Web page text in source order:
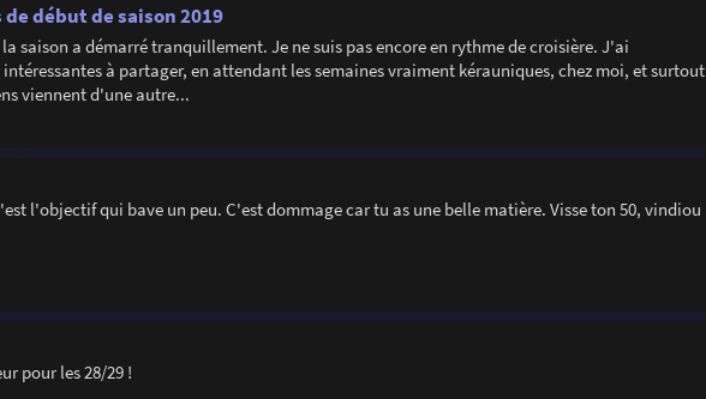
début de saison 2019
saison a démarré tranquillement. Je ne suis pas encore en rythme de croisière. J'ai
à partager, en attendant les semaines vraiment kérauniques, chez moi, et surtout
viennent d'une autre...
l'objectif qui bave un peu. C'est dommage car tu as une belle matière. Visse ton 50, vindiou
pour les 28/29 !